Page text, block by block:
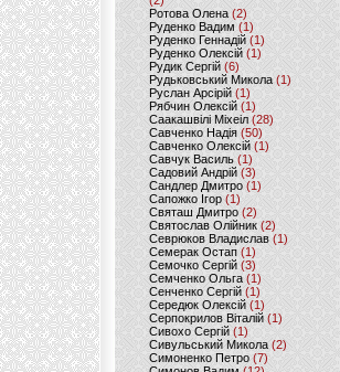
Ротова Олена(2)
Руденко Вадим (1)
Руденко Геннадій (1)
Руденко Олексій(1)
Рудик Сергій(6)
Рудьковський Микола (1)
Руслан Арсірій(1)
Рябчин Олексій (1)
Саакашвілі Міхеіл(28)
Савченко Надія (50)
Савченко Олексій(1)
Савчук Василь (1)
Садовий Андрій (3)
Сандлер Дмитро(1)
Сапожко Ігор(1)
Святаш Дмитро (2)
Святослав Олійник (2)
Севрюков Владислав (1)
Семерак Остап (1)
Семочко Сергій (3)
Семченко Ольга (1)
Сенченко Сергій(1)
Середюк Олексій(1)
Серпокрилов Віталій(1)
Сивохо Сергій(1)
Сивульський Микола(2)
Симоненко Петро(7)